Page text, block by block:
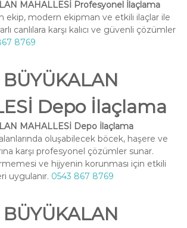
MAHALLESİ Profesyonel İlaçlama
ekip, modern ekipman ve etkili ilaçlar ile
canlılara karşı kalıcı ve güvenli çözümler
8769
Depo İlaçlama
MAHALLESİ Depo İlaçlama
oluşabilecek böcek, haşere ve
karşı profesyonel çözümler sunar.
ve hijyenin korunması için etkili
uygulanır. 0543 867 8769